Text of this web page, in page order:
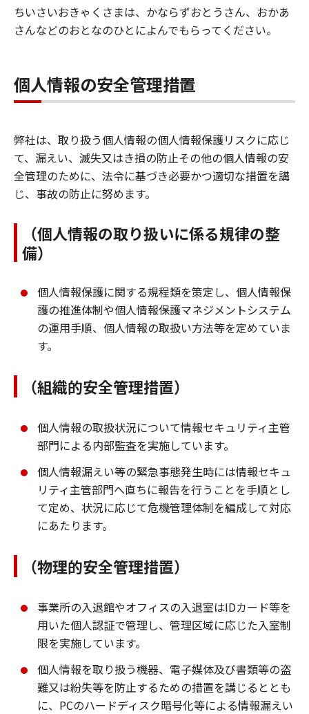
ちいさいおきゃくさまは、かならずおとうさん、おかあ
さんなどのおとなのひとによんでもらってください。
個人情報の安全管理措置
弊社は、取り扱う個人情報の個人情報保護リスクに応じ
て、漏えい、滅失又はき損の防止その他の個人情報の安
全管理のために、法令に基づき必要かつ適切な措置を講
じ、事故の防止に努めます。
（個人情報の取り扱いに係る規律の整
備）
個人情報保護に関する規程類を策定し、個人情報保
護の推進体制や個人情報保護マネジメントシステム
の運用手順、個人情報の取扱い方法等を定めていま
す。
（組織的安全管理措置）
個人情報の取扱状況について情報セキュリティ主管
部門による内部監査を実施しています。
個人情報漏えい等の緊急事態発生時には情報セキュ
リティ主管部門へ直ちに報告を行うことを手順とし
て定め、状況に応じて危機管理体制を編成して対応
にあたります。
（物理的安全管理措置）
事業所の入退館やオフィスの入退室はIDカード等を
用いた個人認証で管理し、管理区域に応じた入室制
限を実施しています。
個人情報を取り扱う機器、電子媒体及び書類等の盗
難又は紛失等を防止するための措置を講じるととも
に、PCのハードディスク暗号化等による情報漏えい